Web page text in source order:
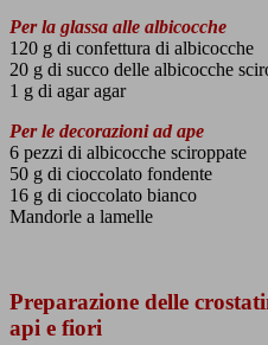
Per la glassa alle albicocche
120 g di confettura di albicocche
20 g di succo delle albicocche
1 g di agar agar
Per le decorazioni ad ape
6 pezzi di albicocche sciroppate
50 g di cioccolato fondente
16 g di cioccolato bianco
Mandorle a lamelle
Preparazione delle
api e fiori